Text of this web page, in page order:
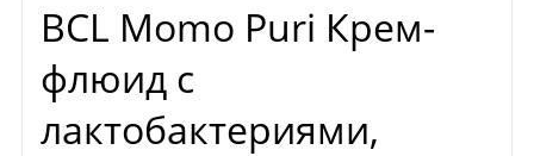
BCL Momo Puri Крем-
флюид с
лактобактериями,